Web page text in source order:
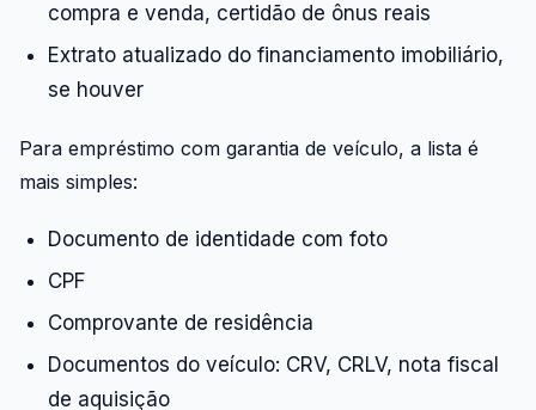
compra e venda, certidão de ônus reais
Extrato atualizado do financiamento imobiliário,
se houver
Para empréstimo com garantia de veículo, a lista é
mais simples:
Documento de identidade com foto
CPF
Comprovante de residência
Documentos do veículo: CRV, CRLV, nota fiscal
de aquisição